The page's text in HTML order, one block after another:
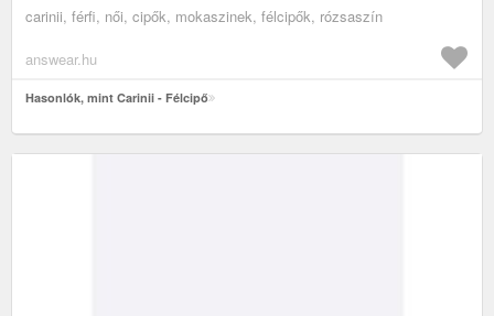
carinii, férfi, női, cipők, mokaszinek, félcipők, rózsaszín
answear.hu
Hasonlók, mint Carinii - Félcipő